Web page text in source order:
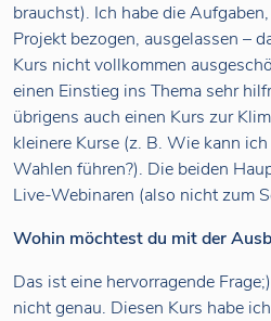
brauchst). Ich habe die
Projekt bezogen, ausgelassen –
Kurs nicht vollkommen
einen Einstieg ins Thema sehr
übrigens auch einen Kurs zur
kleinere Kurse (z. B. Wie kann
Wahlen führen?). Die beiden
Live-Webinaren (also nicht zum
Wohin möchtest du mit der
Das ist eine hervorragende
nicht genau. Diesen Kurs habe